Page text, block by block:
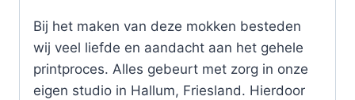
Bij het maken van deze mokken besteden
wij veel liefde en aandacht aan het gehele
printproces. Alles gebeurt met zorg in onze
eigen studio in Hallum, Friesland. Hierdoor